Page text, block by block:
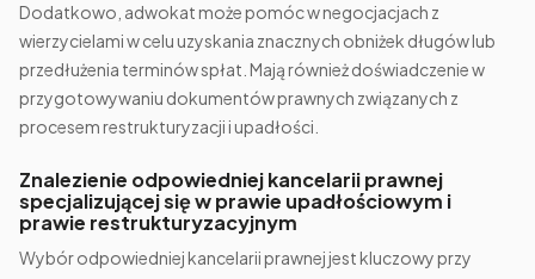
Dodatkowo, adwokat może pomóc w negocjacjach z
wierzycielami w celu uzyskania znacznych obniżek długów lub
przedłużenia terminów spłat. Mają również doświadczenie w
przygotowywaniu dokumentów prawnych związanych z
procesem restrukturyzacji i upadłości.
Znalezienie odpowiedniej kancelarii prawnej
specjalizującej się w prawie upadłościowym i
prawie restrukturyzacyjnym
Wybór odpowiedniej kancelarii prawnej jest kluczowy przy